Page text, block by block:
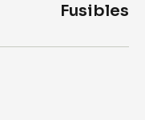
Fusibles